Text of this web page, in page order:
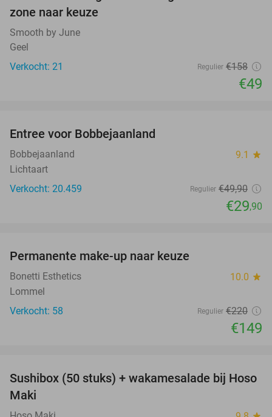
zone naar keuze
Smooth by June
Geel
Verkocht: 21
Regulier €158
€49
Entree voor Bobbejaanland
Bobbejaanland 9.1 star
Lichtaart
Verkocht: 20.459
Regulier €49,90
€29,90
Permanente make-up naar keuze
Bonetti Esthetics 10.0 star
Lommel
Verkocht: 58
Regulier €220
€149
53%
Sushibox (50 stuks) + wakamesalade bij Hoso
Maki